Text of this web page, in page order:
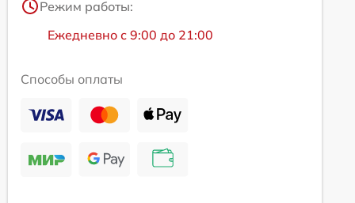
Режим работы:
Ежедневно с 9:00 до 21:00
Способы оплаты